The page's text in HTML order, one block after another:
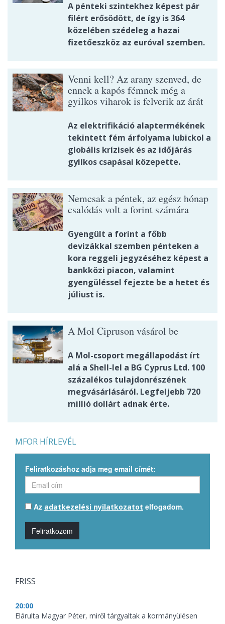
A pénteki szintekhez képest pár
filért erősödött, de így is 364
közelében szédeleg a hazai
fizetőeszköz az euróval szemben.
Venni kell? Az arany szenved, de
ennek a kapós fémnek még a
gyilkos viharok is felverik az árát
Az elektrifikáció alaptermékének
tekintett fém árfolyama lubickol a
globális krízisek és az időjárás
gyilkos csapásai közepette.
Nemcsak a péntek, az egész hónap
csalódás volt a forint számára
Gyengült a forint a főbb
devizákkal szemben pénteken a
kora reggeli jegyzéséhez képest a
bankközi piacon, valamint
gyengüléssel fejezte be a hetet és
júliust is.
A Mol Cipruson vásárol be
A Mol-csoport megállapodást írt
alá a Shell-lel a BG Cyprus Ltd. 100
százalékos tulajdonrészének
megvásárlásáról. Legfeljebb 720
millió dollárt adnak érte.
MFOR HÍRLEVÉL
Feliratkozáshoz adja meg email címét:
Az adatkezelési nyilatkozatot elfogadom.
Feliratkozom
FRISS
20:00
Elárulta Magyar Péter, miről tárgyaltak a kormányülésen